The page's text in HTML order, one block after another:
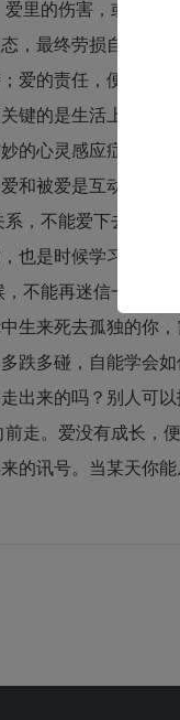
里的伤害，或多或
，最终劳损自己。
爱的责任，便是守
键的是生活上能互
的心灵感应症状。
和被爱是互动的探
，不能爱下去，千
也是时候学习离开
不能再迷信一相情
生来死去孤独的你
跌多碰，自能学会
出来的吗？别人可
走。爱没有成长，
的讯号。当某天你